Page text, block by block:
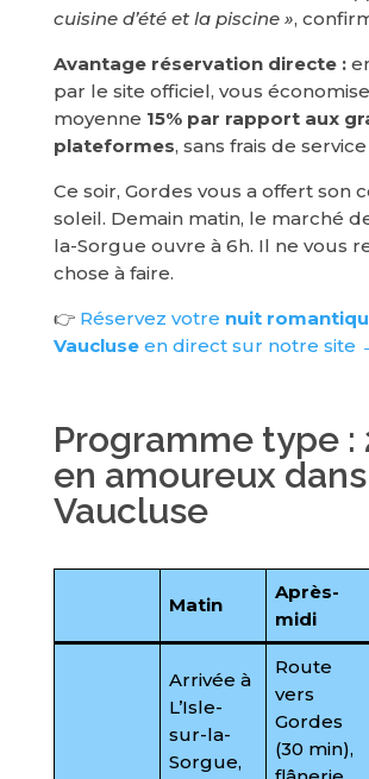
cuisine d’été et la piscine »,
Avantage réservation directe :
par le site officiel, vous
moyenne 15% par rapport aux
plateformes, sans frais de
Ce soir, Gordes vous a offert son
soleil. Demain matin, le marché
la-Sorgue ouvre à 6h. Il ne vous
chose à faire.
👉 Réservez votre nuit
Vaucluseen direct sur notre site
Programme type :
en amoureux
Vaucluse
Matin
Après-
midi
Arrivée à
L’Isle-
sur-la-
Sorgue,
Route
vers
Gordes
(30 min),